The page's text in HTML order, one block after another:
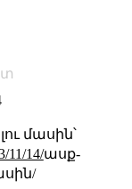
մասին՝
11/14/ասք-